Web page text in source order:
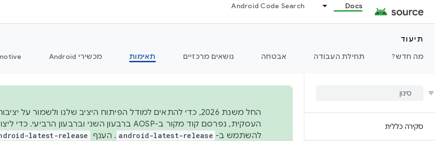
Docs
Android Code Search
תיעוד
מה חדש?
תחילת העבודה אבטחה נושאים מרכזיים תאימות מכשירי Android
סקירה כללית
החל משנת 2026, כדי להתאים למודל הפיתוח היציב שלנו ולשמור
להשתמש ב- android-latest-release . הענף latest-release